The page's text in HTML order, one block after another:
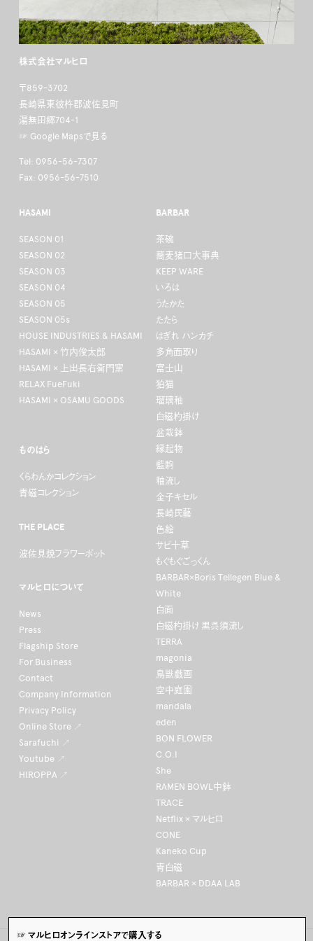
☞ マルヒロオンラインストアで購入する
株式会社マルヒロ
〒859-3702
長崎県東彼杵郡波佐見町
湯無田郷704-1
☞ Google Mapsで見る
Tel: 0956-56-7307
Fax: 0956-56-7510
HASAMI
SEASON 01
SEASON 02
SEASON 03
SEASON 04
SEASON 05
SEASON 05s
HOUSE INDUSTRIES & HASAMI
HASAMI × 竹内俊太郎
HASAMI × 上出長右衛門窯
RELAX FueFuki
HASAMI × OSAMU GOODS
BARBAR
茶碗
蕎麦猪口大事典
KEEP WARE
いろは
うたかた
たたら
はぎれ ハンカチ
多角面取り
富士山
狛猫
瑠璃釉
白磁杓掛け
盆栽鉢
縁起物
藍駒
釉流し
金子キセル
長崎民藝
色絵
サビ十草
もぐもぐごっくん
BARBAR×Boris Tellegen Blue &
White
白面
白磁杓掛け 黒呉須流し
TERRA
magonia
鳥獣戯画
空中庭園
mandala
eden
BON FLOWER
C.O.I
She
RAMEN BOWL中鉢
TRACE
Netflix × マルヒロ
CONE
Kaneko Cup
青白磁
BARBAR × DDAA LAB
ものはら
くらわんかコレクション
青磁コレクション
THE PLACE
波佐見焼フラワーポット
マルヒロについて
News
Press
Flagship Store
For Business
Contact
Company Information
Privacy Policy
Online Store ↗
Sarafuchi ↗
Youtube ↗
HIROPPA ↗